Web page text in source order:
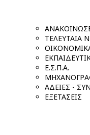
ΤΕΛΕΥΤΑΙΑ
Ε.Σ.Π.Α.
ΑΔΕΙΕΣ -
ΕΞΕΤΑΣΕΙΣ